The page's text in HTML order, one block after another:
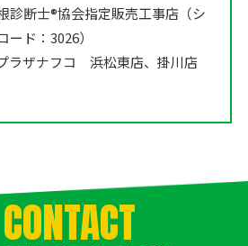
診断士®️協会指定販売工事店（シ
ード：3026）
ラザナフコ 浜松東店、掛川店
CONTACT